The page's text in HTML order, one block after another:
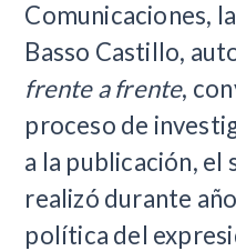
Comunicaciones,
Basso Castillo,
frente a frente,
proceso de
a la publicación, el
realizó durante
política del